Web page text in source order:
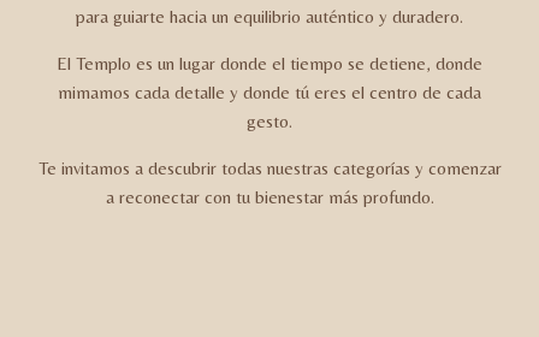
para guiarte hacia un equilibrio auténtico y duradero.
El Templo es un lugar donde el tiempo se detiene, donde
mimamos cada detalle y donde tú eres el centro de cada
gesto.
Te invitamos a descubrir todas nuestras categorías y comenzar
a reconectar con tu bienestar más profundo.